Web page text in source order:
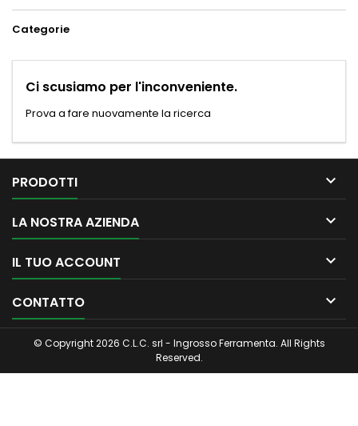
Categorie
Ci scusiamo per l'inconveniente.
Prova a fare nuovamente la ricerca
PRODOTTI 
LA NOSTRA AZIENDA 
IL TUO ACCOUNT 
CONTATTO 
© Copyright 2026 C.L.C. srl - Ingrosso Ferramenta. All Rights
Reserved.